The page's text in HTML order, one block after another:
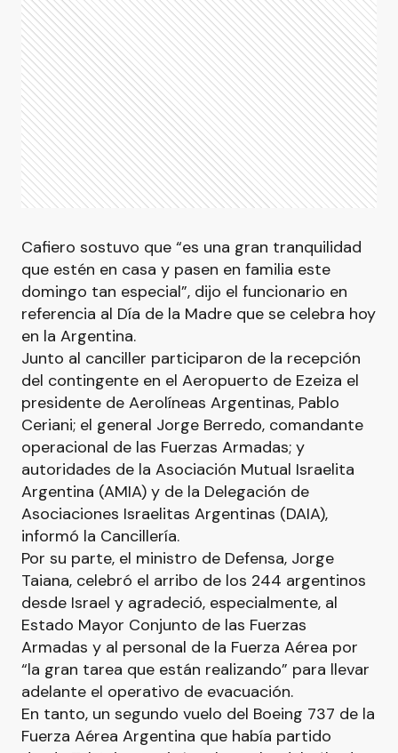
Cafiero sostuvo que “es una gran tranquilidad
que estén en casa y pasen en familia este
domingo tan especial”, dijo el funcionario en
referencia al Día de la Madre que se celebra hoy
en la Argentina.
Junto al canciller participaron de la recepción
del contingente en el Aeropuerto de Ezeiza el
presidente de Aerolíneas Argentinas, Pablo
Ceriani; el general Jorge Berredo, comandante
operacional de las Fuerzas Armadas; y
autoridades de la Asociación Mutual Israelita
Argentina (AMIA) y de la Delegación de
Asociaciones Israelitas Argentinas (DAIA),
informó la Cancillería.
Por su parte, el ministro de Defensa, Jorge
Taiana, celebró el arribo de los 244 argentinos
desde Israel y agradeció, especialmente, al
Estado Mayor Conjunto de las Fuerzas
Armadas y al personal de la Fuerza Aérea por
“la gran tarea que están realizando” para llevar
adelante el operativo de evacuación.
En tanto, un segundo vuelo del Boeing 737 de la
Fuerza Aérea Argentina que había partido